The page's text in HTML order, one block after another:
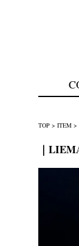
TOP > ITEM >
｜